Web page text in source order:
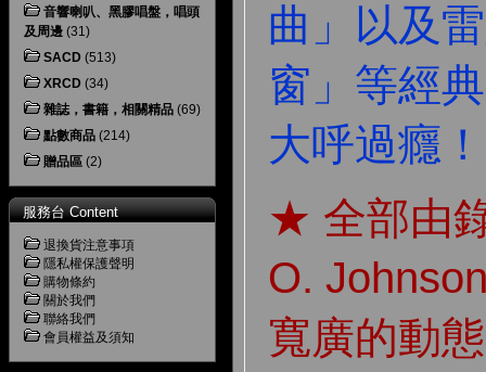
音響喇叭、黑膠唱盤，唱頭
及周邊 (31)
SACD (513)
XRCD (34)
雜誌，書籍，相關精品 (69)
點數商品 (214)
贈品區 (2)
服務台 Content
退換貨注意事項
隱私權保護聲明
購物條約
關於我們
聯絡我們
會員權益及須知
曲」以及
窗」等經
大呼過癮！
★ 全部由
O.
寬廣的動